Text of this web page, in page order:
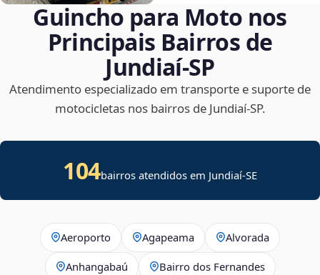
Guincho para Moto nos
Principais Bairros de
Jundiaí‑SP
Atendimento especializado em transporte e suporte de
motocicletas nos bairros de Jundiaí‑SP.
104bairros atendidos em Jundiaí-SE
Aeroporto Agapeama Alvorada
Anhangabaú Bairro dos Fernandes